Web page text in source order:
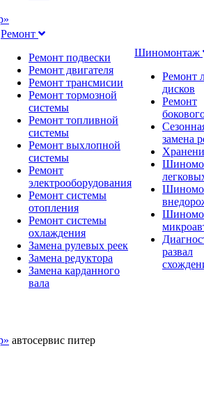
Ремонт
Ремонт подвески
Ремонт двигателя
Ремонт трансмисии
Ремонт тормозной
системы
Ремонт топливной
системы
Ремонт выхлопной
системы
Ремонт
электрооборудования
Ремонт системы
отопления
Ремонт системы
охлаждения
Замена рулевых реек
Замена редуктора
Замена карданного
вала
Шиномонтаж
Ремонт
дисков
Ремонт
замена
развал
автосервис питер